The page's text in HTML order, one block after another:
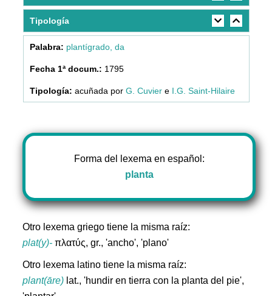
Tipología
plantígrado, da
1795
acuñada por G. Cuviere I.G. Saint-Hilaire
Forma del lexema en español:
planta
Otro lexema griego tiene la misma raíz:
plat(y)- πλατύς, gr., 'ancho', 'plano'
Otro lexema latino tiene la misma raíz:
plant(āre) lat., 'hundir en tierra con la planta del pie',